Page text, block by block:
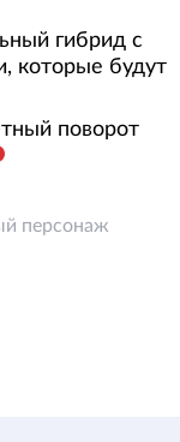
гибрид с
которые будут
поворот
персонаж